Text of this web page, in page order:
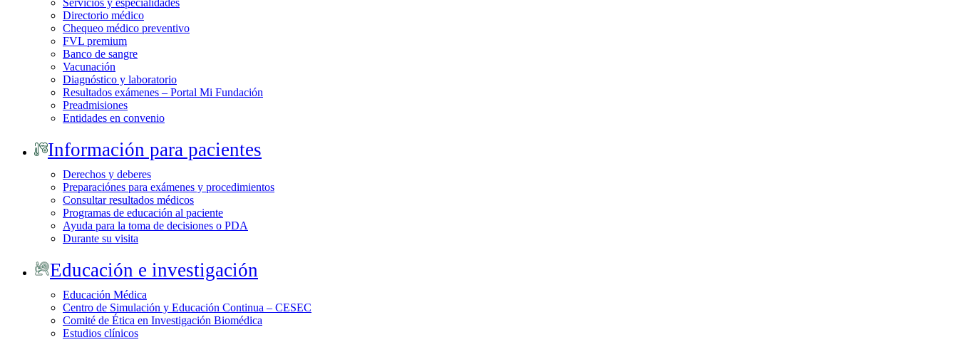
Directorio médico
Chequeo médico preventivo
FVL premium
Banco de sangre
Vacunación
Diagnóstico y laboratorio
Resultados exámenes – Portal Mi Fundación
Preadmisiones
Entidades en convenio
Información para pacientes
Derechos y deberes
Preparaciónes para exámenes y procedimientos
Consultar resultados médicos
Programas de educación al paciente
Ayuda para la toma de decisiones o PDA
Durante su visita
Educación e investigación
Educación Médica
Centro de Simulación y Educación Continua – CESEC
Comité de Ética en Investigación Biomédica
Estudios clínicos